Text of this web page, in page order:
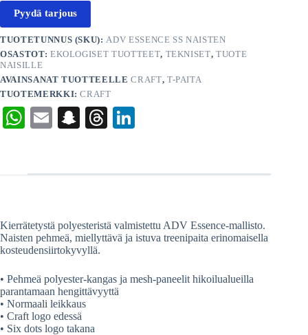
Pyydä tarjous
TUOTETUNNUS (SKU): ADV ESSENCE SS NAISTEN
OSASTOT: EKOLOGISET TUOTTEET, TEKNISET,TUOTE
NAISILLE
AVAINSANAT TUOTTEELLECRAFT, T-PAITA
TUOTEMERKKI:CRAFT
W
A
E
S
ha
T
ds In
Kierrätetystä polyesteristä valmistettu ADV Essence-mallisto.
Naisten pehmeä, miellyttävä ja istuva treenipaita erinomaisella
kosteudensiirtokyvyllä.
• Pehmeä polyester-kangas ja mesh-paneelit hikoilualueilla
parantamaan hengittävyyttä
• Normaali leikkaus
• Craft logo edessä
• Six dots logo takana